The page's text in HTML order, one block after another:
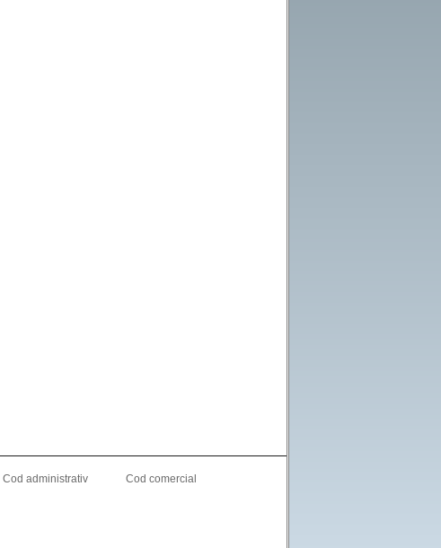
Cod administrativ Cod comercial